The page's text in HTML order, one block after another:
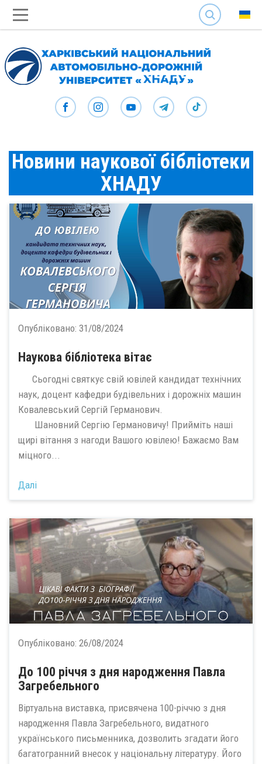
SEARCH
Новини наукової бібліотеки
ХНАДУ
Опубліковано: 31/08/2024
Наукова бібліотека вітає
Сьогодні святкує свій ювілей кандидат технічних
наук, доцент кафедри будівельних і дорожніх машин
Ковалевський Сергій Германович.
Шановний Сергію Германовичу! Прийміть наші
щирі вітання з нагоди Вашого ювілею! Бажаємо Вам
міцного...
Далі
Опубліковано: 26/08/2024
До 100 річчя з дня народження Павла
Загребельного
Віртуальна виставка, присвячена 100-річчю з дня
народження Павла Загребельного, видатного
українського письменника, дозволить згадати його
багатогранний внесок у національну літературу. Його